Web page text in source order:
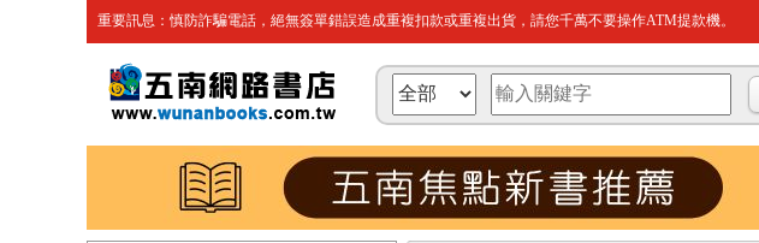
重要訊息：慎防詐騙電話，絕無簽單錯誤造成重複扣款或重複出貨，請您千萬不要操作ATM提款機。